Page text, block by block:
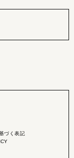
づく表記